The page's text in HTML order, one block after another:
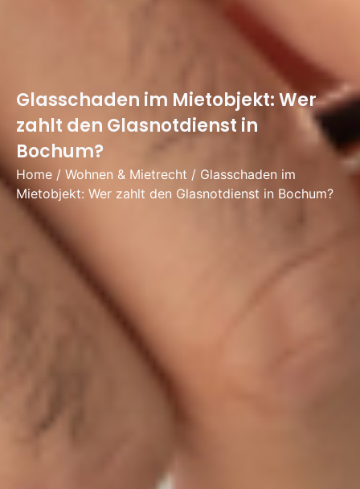
Glasschaden im Mietobjekt: Wer
zahlt den Glasnotdienst in
Bochum?
Home / Wohnen & Mietrecht / Glasschaden im
Mietobjekt: Wer zahlt den Glasnotdienst in Bochum?